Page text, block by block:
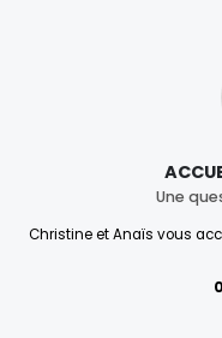
Une
Christine et Anaïs vous